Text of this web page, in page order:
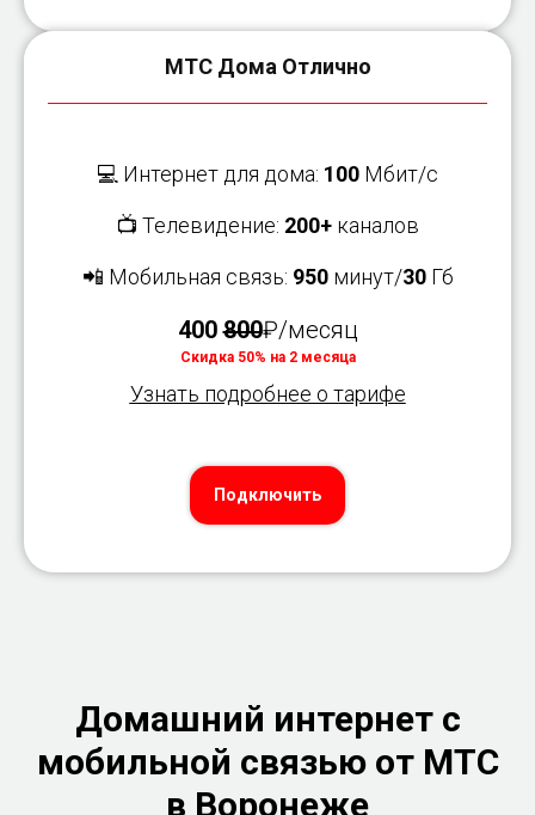
МТС Дома Отлично
💻 Интернет для дома: 100 Мбит/с
📺 Телевидение: 200+ каналов
📲 Мобильная связь: 950минут/30Гб
400800₽/месяц
Скидка 50% на 2 месяца
Узнать подробнее о тарифе
Подключить
Домашний интернет с
мобильной связью от МТС
в Воронеже